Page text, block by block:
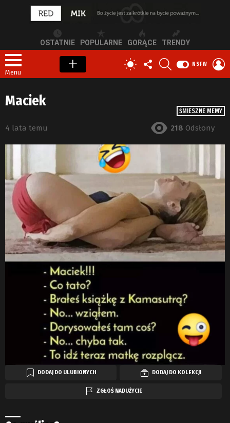
OSTATNIE POPULARNE GORĄCE TRENDY
Menu
PRZEŁĄCZ
SKÓRKĘ
OBSERWUJ
NAS
NSFW
ŚMIESZNE MEMY
Maciek
4 lata temu 218 Odsłony
DODAJ DO ULUBIONYCH DODAJ DO KOLEKCJI
ZGŁOŚ NADUŻYCIE